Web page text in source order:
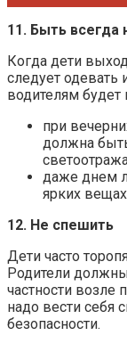
11. Быть всегда
Когда дети
следует одевать
водителям будет
при
должна
даже днем
ярких
12. Не спешить
Дети часто
Родители
частности возле
надо вести себя
безопасности.